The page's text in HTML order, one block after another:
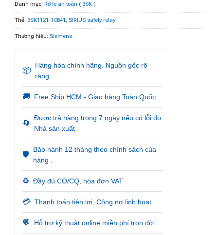
Danh mục: Rờ le an toàn ( 3SK )
Thẻ: 3SK1121-1CB41, SIRIUS safety relay
Thương hiệu: Siemens
📦
Hàng hóa chính hãng. Nguồn gốc rõ
ràng
🚚 Free Ship HCM - Giao hàng Toàn Quốc
🔄
Được trả hàng trong 7 ngày nếu có lỗi do
Nhà sản xuất
🛡️
Bảo hành 12 tháng theo chính sách của
hàng .
♻️ Đầy đủ CO/CQ, hóa đơn VAT
💳 Thanh toán tiện lợi. Công nợ linh hoạt
💬 Hỗ trợ kỹ thuật online miễn phí trọn đời